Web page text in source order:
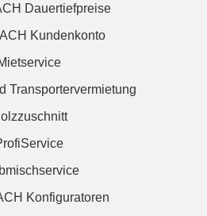
Dauertiefpreise
Kundenkonto
Transportervermietung
Konfiguratoren